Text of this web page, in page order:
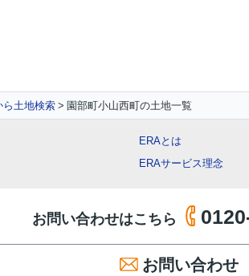
ら土地検索 園部町小山西町の土地一覧
ERAとは
ERAサービス理念
お問い合わせはこちら
お問い合わせ